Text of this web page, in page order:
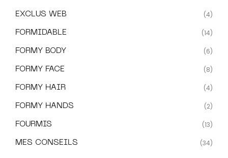
EXCLUS WEB (4)
FORMIDABLE (14)
FORMY BODY (6)
FORMY FACE (8)
FORMY HAIR (4)
FORMY HANDS (2)
FOURMIS (13)
MES CONSEILS (34)